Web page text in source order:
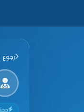
رجوع